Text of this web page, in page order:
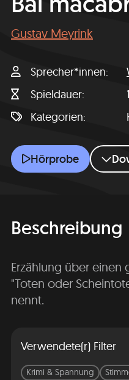
Gustav Meyrink
Sprecher*innen
Spieldauer
Kategorien
Bal macabre
Hörprobe
Beschreibung
Erzählung über einen
"Toten oder
nennt.
Verwendete(r) Filter
Krimi & Spannung